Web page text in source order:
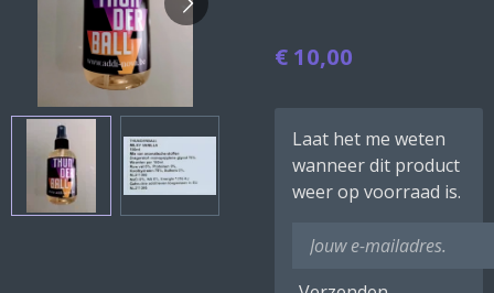
€ 10,00
Laat het me weten
wanneer dit product
weer op voorraad is.